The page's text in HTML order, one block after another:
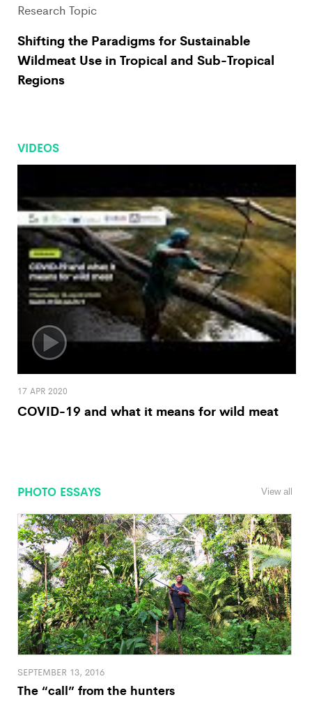
Research Topic
Shifting the Paradigms for Sustainable
Wildmeat Use in Tropical and Sub-Tropical
Regions
VIDEOS
17 APR 2020
COVID-19 and what it means for wild meat
PHOTO ESSAYS View all
SEPTEMBER 13, 2016
The “call” from the hunters